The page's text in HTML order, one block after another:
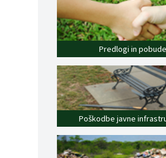
Predlogi in pobude
Poškodbe javne